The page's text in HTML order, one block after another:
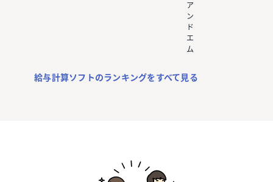
ア
ン
ド
エ
ム
給与計算ソフトのランキングをすべて見る